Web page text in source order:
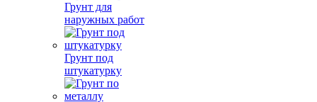
Грунт для
наружных работ
Грунт под
штукатурку